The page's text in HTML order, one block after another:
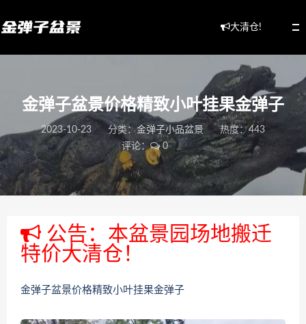
大清仓!
金弹子盆景价格精致小叶挂果金弹子
2023-10-23 分类：金弹子小品盆景
热度：443
评论：
0
公告：本盆景园场地搬迁
特价大清仓！
金弹子盆景价格精致小叶挂果金弹子